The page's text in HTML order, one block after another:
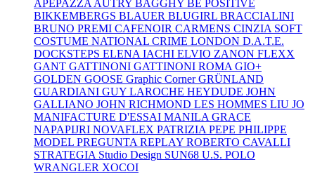
APEPAZZA AUTRY BAGGHY BE POSITIVE
BIKKEMBERGS BLAUER BLUGIRL BRACCIALINI
BRUNO PREMI CAFENOIR CARMENS CINZIA SOFT
COSTUME NATIONAL CRIME LONDON D.A.T.E.
DOCKSTEPS ELENA IACHI ELVIO ZANON FLEXX
GANT GATTINONI GATTINONI ROMA GIO+
GOLDEN GOOSE Graphic CornerGRÜNLAND
GUARDIANI GUY LAROCHE HEYDUDE JOHN
GALLIANO JOHN RICHMOND LES HOMMES LIU JO
MANIFACTURE D'ESSAI MANILA GRACE
NAPAPIJRI NOVAFLEX PATRIZIA PEPE PHILIPPE
MODEL PREGUNTA REPLAY ROBERTO CAVALLI
STRATEGIA Studio Design SUN68 U.S. POLO
WRANGLER XOCOI